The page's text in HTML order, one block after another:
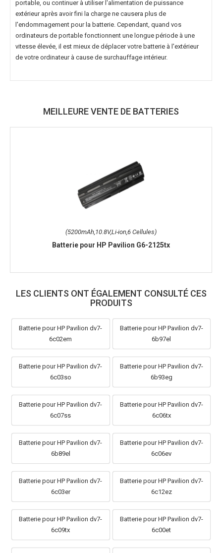
portable, ou continuer à utiliser l'alimentation de puissance
extérieur après avoir fini la charge ne causera plus de
l'endommagement pour la batterie. Cependant, quand vos
ordinateurs de portable fonctionnent une longue période à une
vitesse élevée, il est mieux de déplacer votre batterie à l'extérieur
de votre ordinateur à cause de surchauffage intérieur.
MEILLEURE VENTE DE BATTERIES
(5200mAh,10.8V,Li-ion,6 Cellules)
Batterie pour HP Pavilion G6-2125tx
LES CLIENTS ONT ÉGALEMENT CONSULTÉ CES
PRODUITS
Batterie pour HP Pavilion dv7-
6c02em
Batterie pour HP Pavilion dv7-
6b97el
Batterie pour HP Pavilion dv7-
6c03so
Batterie pour HP Pavilion dv7-
6b93eg
Batterie pour HP Pavilion dv7-
6c07ss
Batterie pour HP Pavilion dv7-
6c06tx
Batterie pour HP Pavilion dv7-
6b89el
Batterie pour HP Pavilion dv7-
6c06ev
Batterie pour HP Pavilion dv7-
6c03er
Batterie pour HP Pavilion dv7-
6c12ez
Batterie pour HP Pavilion dv7-
6c09tx
Batterie pour HP Pavilion dv7-
6c00et